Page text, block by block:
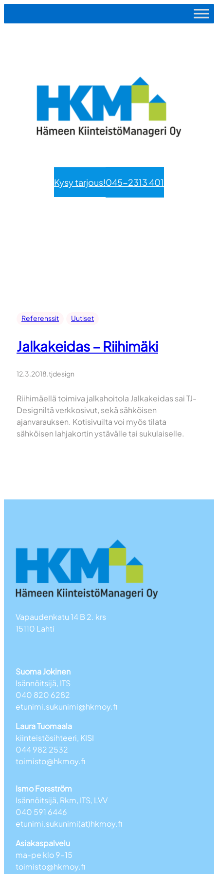
sisältöön
Kysy tarjous!045-2313 401
Referenssit Uutiset
Jalkakeidas – Riihimäki
12.3.2018.tjdesign
Riihimäellä toimiva jalkahoitola Jalkakeidas sai TJ-
Designiltä verkkosivut, sekä sähköisen
ajanvarauksen. Kotisivuilta voi myös tilata
sähköisen lahjakortin ystävälle tai sukulaiselle.
Vapaudenkatu 14 B 2. krs
15110 Lahti
Suoma Jokinen
Isännöitsijä, ITS
040 820 6282
etunimi.sukunimi@hkmoy.fi
Laura Tuomaala
kiinteistösihteeri, KISI
044 982 2532
toimisto@hkmoy.fi
Ismo Forsström
Isännöitsijä, Rkm, ITS, LVV
040 591 6446
etunimi.sukunimi(at)hkmoy.fi
Asiakaspalvelu
ma-pe klo 9–15
toimisto@hkmoy.fi